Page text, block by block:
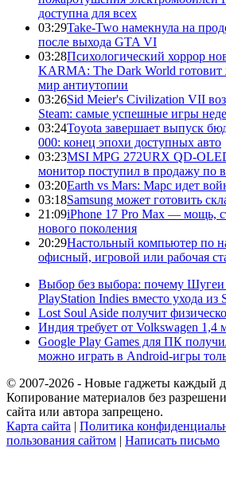
доступна для всех
03:29Take-Two намекнула на
после выхода GTA VI
03:28Психологический хоррор
KARMA: The Dark World готовит
мир антиутопии
03:26Sid Meier's Civilization VII
Steam: самые успешные игры
03:24Toyota завершает выпуск
000: конец эпохи доступных авто
03:23MSI MPG 272URX QD-
монитор поступил в продажу по
03:20Earth vs Mars: Марс идет
03:18Samsung может готовить
21:09iPhone 17 Pro Max — мощь,
нового поколения
20:29Настольный компьютер по
офисный, игровой или рабочая
Выбор без выбора: почему
PlayStation Indies вместо ухода из
Lost Soul Aside получит
Индия требует от Volkswagen 1,4
Google Play Games для ПК
можно играть в Android-игры
© 2007-2026 - Новые гаджеты каждый
Копирование материалов без
сайта или автора запрещено.
Карта сайта | Политика
пользования сайтом | Написать письмо